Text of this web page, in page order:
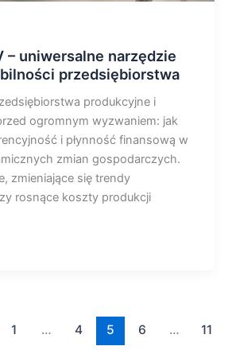
– uniwersalne narzędzie
przedsiębiorstwa
produkcyjne i
ogromnym wyzwaniem: jak
i płynność finansową w
zmian gospodarczych.
zmieniające się trendy
rosnące koszty produkcji
1 … 4 5 6 …
11